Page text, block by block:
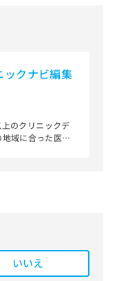
ックナビ編集
のクリニックデ
域に合った医療
ラインに準拠し
り、編集部内に
法医療法規格協
いいえ